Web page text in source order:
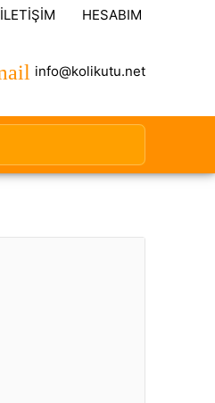
İLETIŞIM HESABIM
info@kolikutu.net